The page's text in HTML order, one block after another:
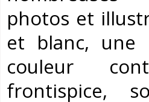
photos et
et blanc, une
couleur
frontispice,